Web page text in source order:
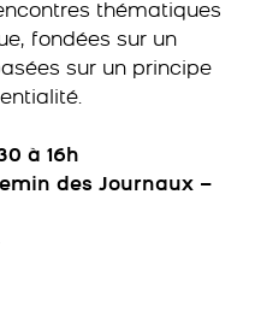
thématiques
fondées sur un
sur un principe
à 16h
des Journaux –